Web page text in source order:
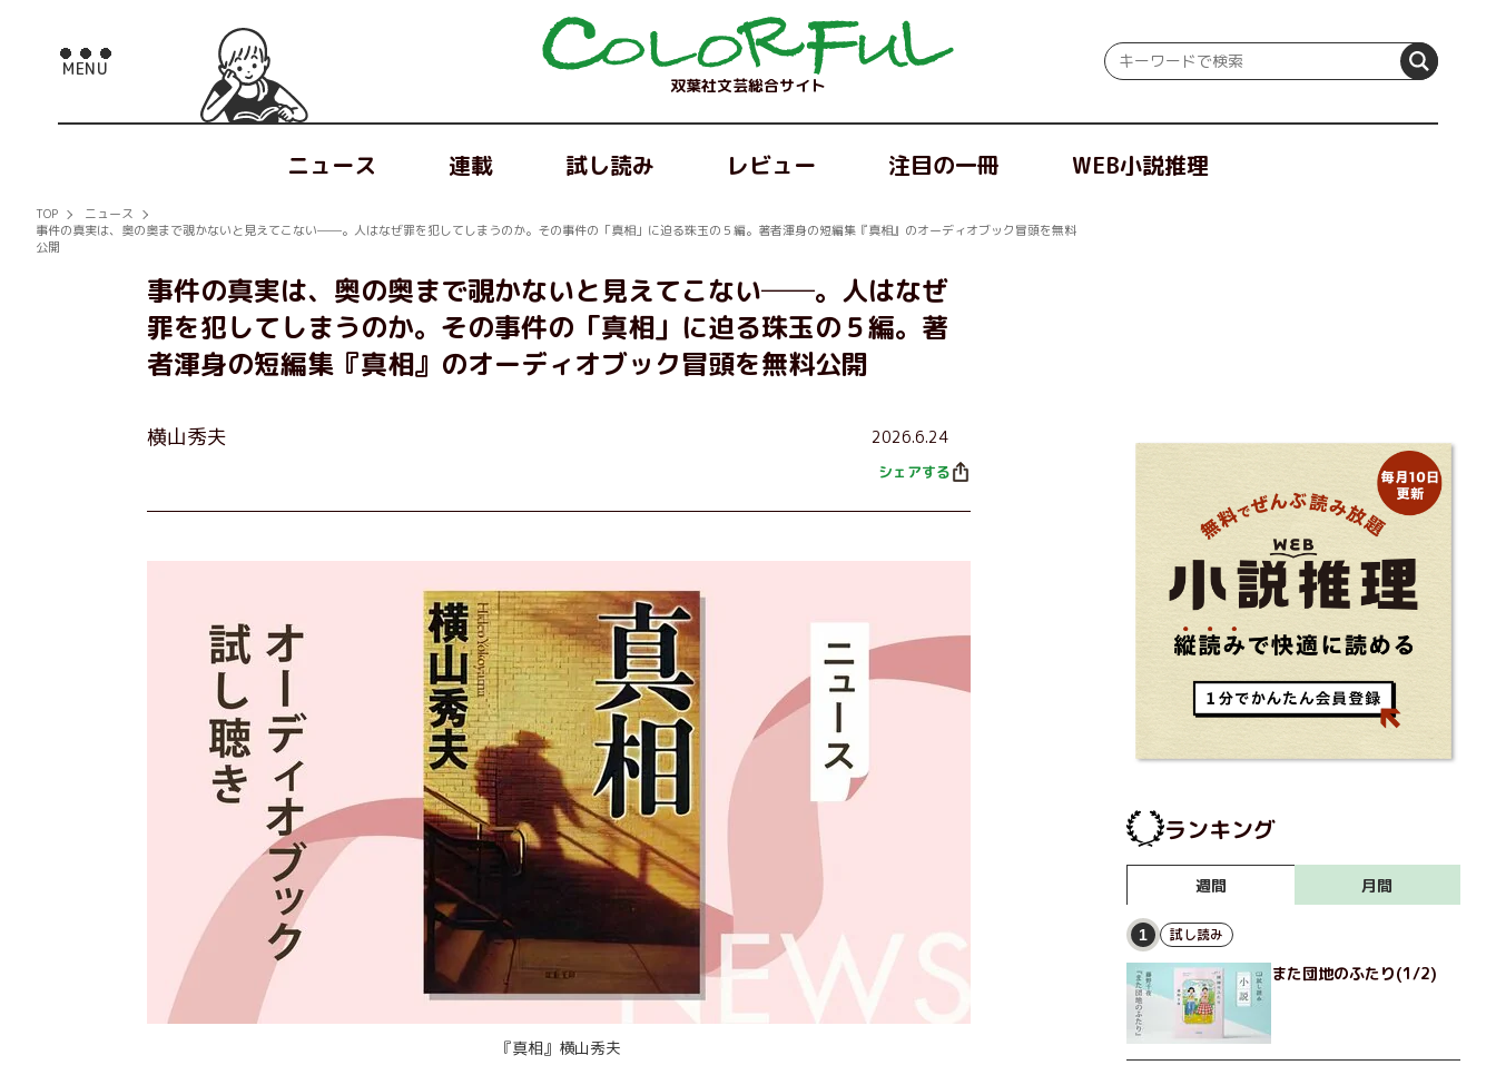
双葉社文芸総合サイト
ニュース 連載 試し読み レビュー 注目の一冊 WEB小説推理
TOP
ニュース
事件の真実は、奥の奥まで覗かないと見えてこない──。人はなぜ罪を犯してしまうのか。その事件の「真相」に迫る珠玉の５編。著者渾身の短編集『真相』のオーディオブック冒頭を無料
公開
事件の真実は、奥の奥まで覗かないと見えてこない──。人はなぜ
罪を犯してしまうのか。その事件の「真相」に迫る珠玉の５編。著
者渾身の短編集『真相』のオーディオブック冒頭を無料公開
横山秀夫 2026.6.24
シェアする
『真相』横山秀夫
ランキング
週間 月間
1 試し読み
また団地のふたり(1/2)